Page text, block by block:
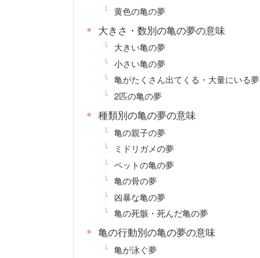
黄色の亀の夢
大きさ・数別の亀の夢の意味
大きい亀の夢
小さい亀の夢
亀がたくさん出てくる・大量にいる夢
2匹の亀の夢
種類別の亀の夢の意味
亀の親子の夢
ミドリガメの夢
ペットの亀の夢
亀の骨の夢
凶暴な亀の夢
亀の死骸・死んだ亀の夢
亀の行動別の亀の夢の意味
亀が泳ぐ夢